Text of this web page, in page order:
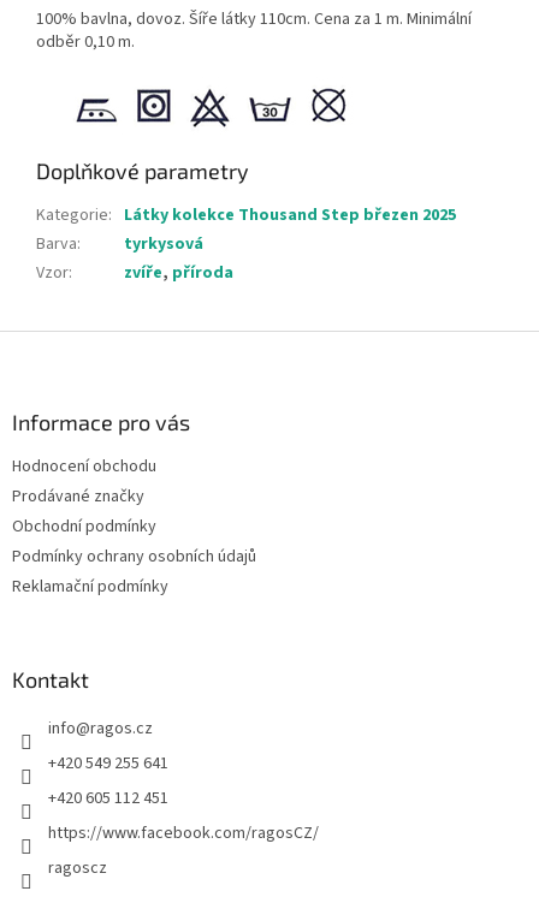
100% bavlna, dovoz. Šíře látky 110cm. Cena za 1 m. Minimální
odběr 0,10 m.
Doplňkové parametry
Kategorie: Látky kolekce Thousand Step březen 2025
Barva:
tyrkysová
Vzor: zvíře, příroda
Informace pro vás
Hodnocení obchodu
Prodávané značky
Obchodní podmínky
Podmínky ochrany osobních údajů
Reklamační podmínky
Kontakt
info@ragos.cz
+420 549 255 641
+420 605 112 451
https://www.facebook.com/ragosCZ/
ragoscz